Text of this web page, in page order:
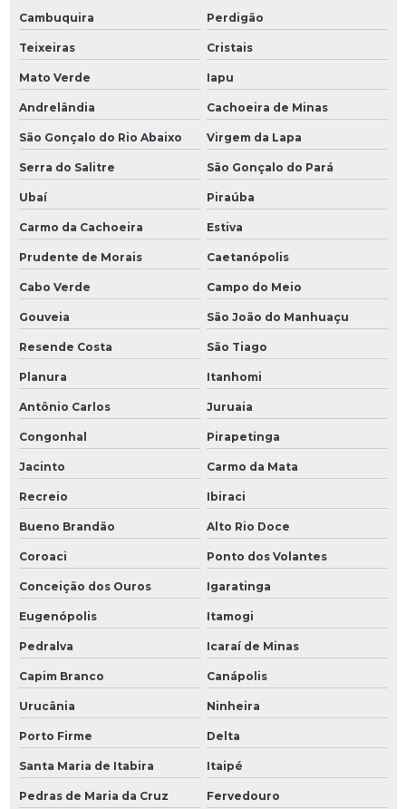
Cambuquira Perdigão
Teixeiras Cristais
Mato Verde Iapu
Andrelândia Cachoeira de Minas
São Gonçalo do Rio Abaixo Virgem da Lapa
Serra do Salitre São Gonçalo do Pará
Ubaí Piraúba
Carmo da Cachoeira Estiva
Prudente de Morais Caetanópolis
Cabo Verde Campo do Meio
Gouveia São João do Manhuaçu
Resende Costa São Tiago
Planura Itanhomi
Antônio Carlos Juruaia
Congonhal Pirapetinga
Jacinto Carmo da Mata
Recreio Ibiraci
Bueno Brandão Alto Rio Doce
Coroaci Ponto dos Volantes
Conceição dos Ouros Igaratinga
Eugenópolis Itamogi
Pedralva Icaraí de Minas
Capim Branco Canápolis
Urucânia Ninheira
Porto Firme Delta
Santa Maria de Itabira Itaipé
Pedras de Maria da Cruz Fervedouro